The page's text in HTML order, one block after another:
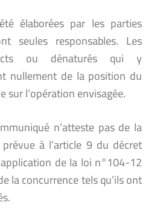
élaborées par les parties
seules responsables. Les
ou dénaturés qui y
nullement de la position du
sur l’opération envisagée.
n’atteste pas de la
à l’article 9 du décret
de la loi n°104-12
la concurrence tels qu’ils ont